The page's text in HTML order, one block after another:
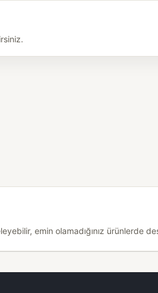
emin olamadığınız ürünlerde